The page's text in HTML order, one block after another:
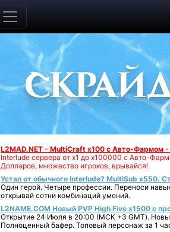
L2MAD.NET - MultiCraft x100 с Авто-Фармом
Interlude сервера от х1 до х100000 с Авто-
Долларов, множество игроков, врывайся!
Устал от обычного Interlude? MultiSub x550.
Один герой. Четыре профессии. Переноси
открывай сотни комбинаций умений.
L2NAME.COM Новый PVP High Five x1500 с
Открытие 24 Июля в 20:00 (МСК +3 GMT).
Полноценный бафер. Топовый персонаж за 1